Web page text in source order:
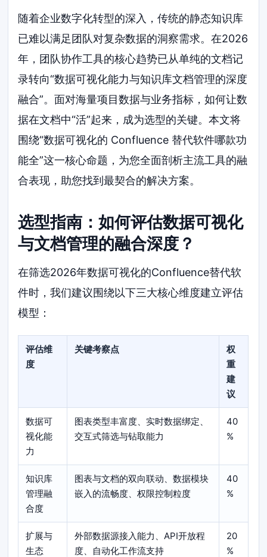
随着企业数字化转型的深入，传统的静态知识库
已难以满足团队对复杂数据的洞察需求。在2026
年，团队协作工具的核心趋势已从单纯的文档记
录转向“数据可视化能力与知识库文档管理的深度
融合”。面对海量项目数据与业务指标，如何让数
据在文档中“活”起来，成为选型的关键。本文将
围绕“数据可视化的 Confluence 替代软件哪款功
能全”这一核心命题，为您全面剖析主流工具的融
合表现，助您找到最契合的解决方案。
选型指南：如何评估数据可视化
与文档管理的融合深度？
在筛选2026年数据可视化的Confluence替代软
件时，我们建议围绕以下三大核心维度建立评估
模型：
评估维
度
关键考察点
权
重
建
议
数据可
视化能
力
图表类型丰富度、实时数据绑定、
交互式筛选与钻取能力
40
%
知识库
管理融
合度
图表与文档的双向联动、数据模块
嵌入的流畅度、权限控制粒度
40
%
扩展与
生态
外部数据源接入能力、API开放程
度、自动化工作流支持
20
%